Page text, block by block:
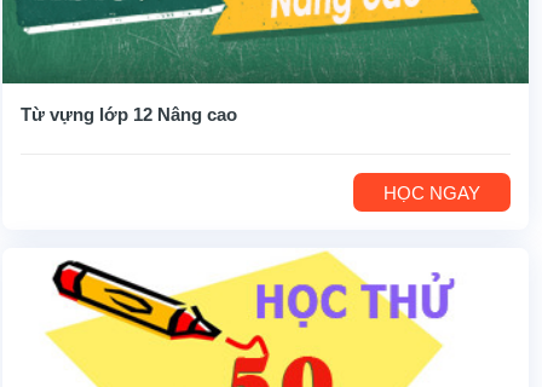
Từ vựng lớp 12 Nâng cao
HỌC NGAY